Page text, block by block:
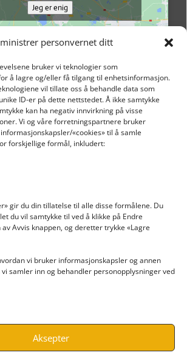
personvernet ditt
bruker vi teknologier som
å lagre og/eller få tilgang til enhetsinformasjon.
vil tillate oss å behandle data som
ID-er på dette nettstedet. Å ikke samtykke
kan ha negativ innvirkning på visse
Vi og våre forretningspartnere bruker
«cookies» til å samle
forskjellige formål, inkludert:
gir du din tillatelse til alle disse formålene. Du
du vil samtykke til ved å klikke på Endre
Avvis knappen, og deretter trykke «Lagre
vi bruker informasjonskapsler og annen
samler inn og behandler personopplysninger ved
Aksepter
Jeg er enig
INFORMASJON
Personvern